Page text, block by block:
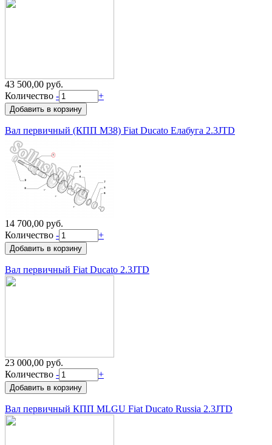
43 500,00 руб.
Количество - +
Вал первичный (КПП M38) Fiat Ducato Елабуга 2.3JTD
14 700,00 руб.
Количество - +
Вал первичный Fiat Ducato 2.3JTD
23 000,00 руб.
Количество - +
Вал первичный КПП MLGU Fiat Ducato Russia 2.3JTD